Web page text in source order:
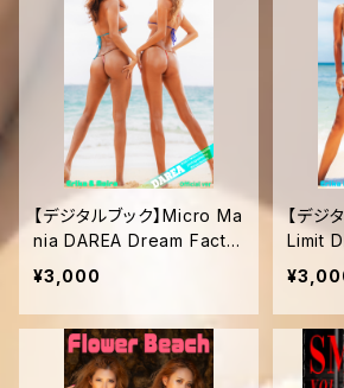
【デジタルブック】Micro Ma
nia DAREA Dream Facto
ry Magazine
¥3,000
【デジ
Limit
ory